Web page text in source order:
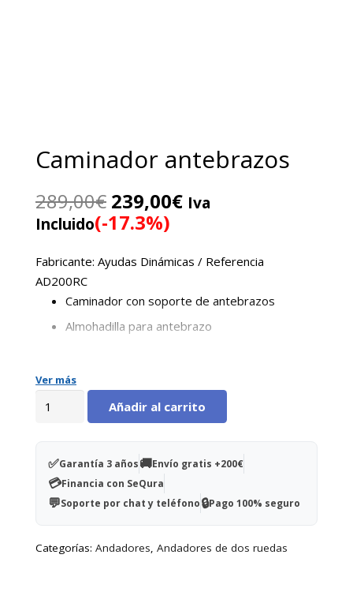
Caminador antebrazos
289,00€ El
precio
original
era:
239,00€El
es:
Iva
Incluido(-17.3%)
Fabricante: Ayudas Dinámicas / Referencia
AD200RC
Caminador con soporte de antebrazos
Almohadilla para antebrazo
Ruedas delanteras de 5 cm
Puños ajustables en largo e inclinación
Ver más
antebrazos
Añadir al carrito
✅Garantía 3 años🚚Envío gratis +200€
💳Financia con SeQura
💬Soporte por chat y teléfono🔒Pago 100% seguro
Categorías: Andadores Andadores de dos ruedas